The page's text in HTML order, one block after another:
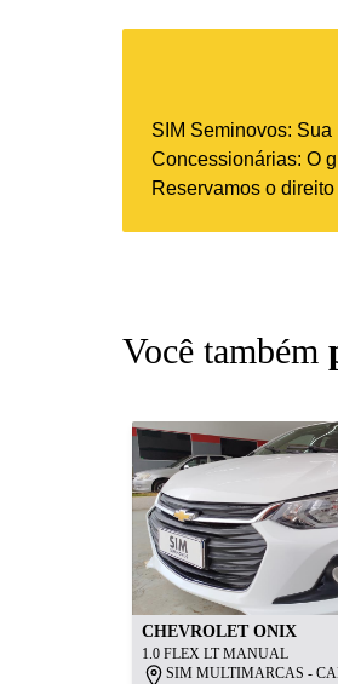
SIM Seminovos:
Concessionárias: O
Reservamos o
Você também
CHEVROLET ONIX
1.0 FLEX LT MANUAL
SIM MULTIMARCAS -